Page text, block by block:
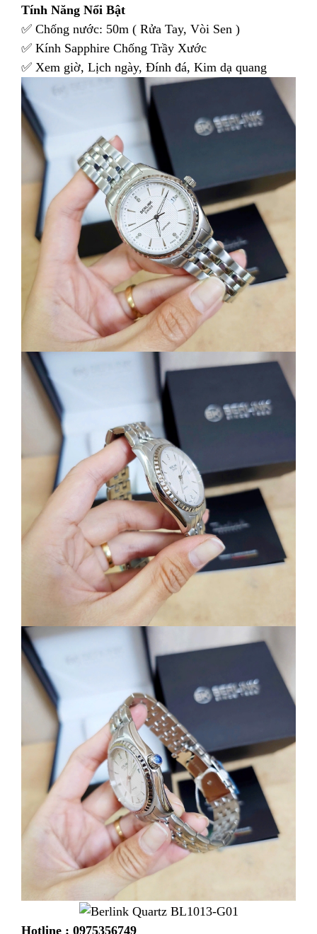
Tính Năng Nổi Bật
✅ Chống nước: 50m ( Rửa Tay, Vòi Sen )
✅ Kính Sapphire Chống Trầy Xước
✅ Xem giờ, Lịch ngày, Đính đá, Kim dạ quang
Hotline : 0975356749